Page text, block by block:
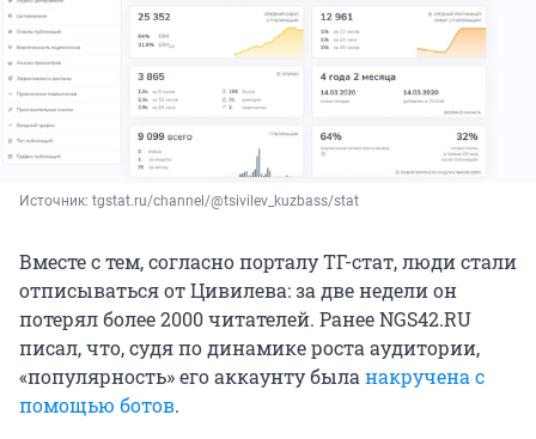
Источник: tgstat.ru/channel/@tsivilev_kuzbass/stat
Вместе с тем, согласно порталу ТГ-стат, люди стали
отписываться от Цивилева: за две недели он
потерял более 2000 читателей. Ранее NGS42.RU
писал, что, судя по динамике роста аудитории,
«популярность» его аккаунту быланакручена с
помощью ботов.